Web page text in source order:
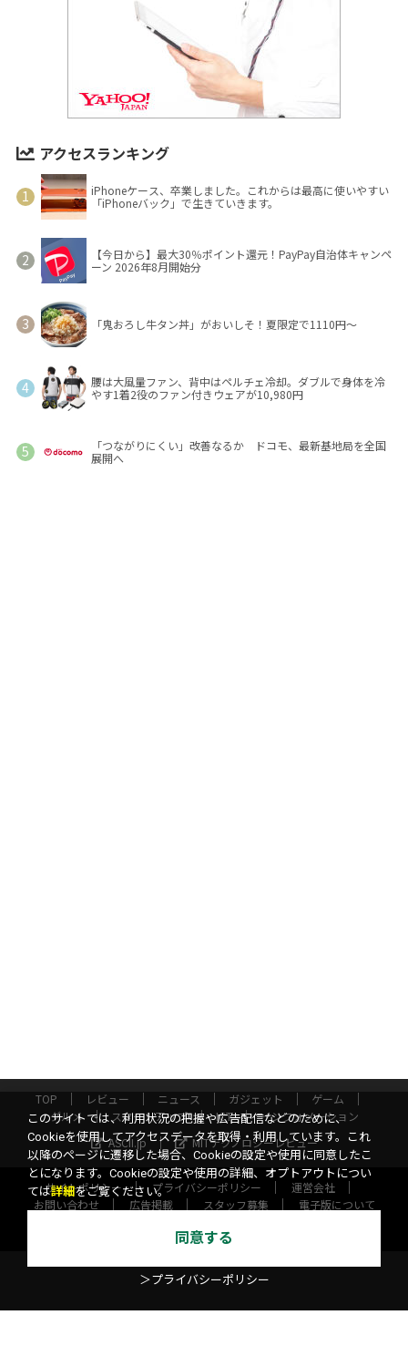
アクセスランキング
iPhoneケース、卒業しました。これからは最高に使いやすい
「iPhoneバック」で生きていきます。
【今日から】最大30％ポイント還元！PayPay自治体キャンペ
ーン 2026年8月開始分
「鬼おろし牛タン丼」がおいしそ！夏限定で1110円～
腰は大風量ファン、背中はペルチェ冷却。ダブルで身体を冷
やす1着2役のファン付きウェアが10,980円
「つながりにくい」改善なるか ドコモ、最新基地局を全国
展開へ
TOP レビュー ニュース ガジェット
ゲーム
グルメ
スタートアップ ICT
インフォメーション
ASCII.jp
MITテクノロジーレビュー
サイトポリシー プライバシーポリシー
運営会社
お問い合わせ
広告掲載 スタッフ募集
電子版について
©KADOKAWA ASCII Research Laboratories, Inc. 2026
このサイトでは、利用状況の把握や広告配信などのために、
Cookieを使用してアクセスデータを取得・利用しています。これ
以降のページに遷移した場合、Cookieの設定や使用に同意したこ
とになります。Cookieの設定や使用の詳細、オプトアウトについ
ては詳細をご覧ください。
同意する
＞プライバシーポリシー